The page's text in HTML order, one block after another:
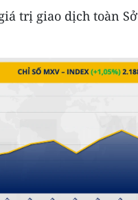
trị
trị giao dịch toàn